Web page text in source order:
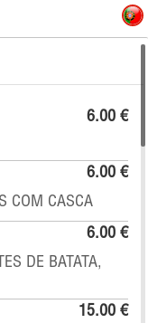
6.00 €
6.00 €
COM CASCA
6.00 €
DE BATATA,
15.00 €